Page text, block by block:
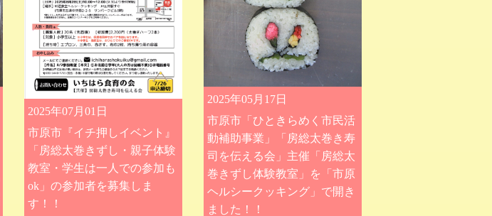
2025年07月01日
市原市『イチ押しイベント』
「房総太巻きずし・親子体験
教室・学生は一人での参加も
ok」の参加者を募集しま
す！！
2025年05月17日
市原市「ひときらめく市民活
動補助事業」「房総太巻き寿
司を伝える会」主催「房総太
巻きずし体験教室」を「市原
ヘルシークッキング」で開き
ました！！